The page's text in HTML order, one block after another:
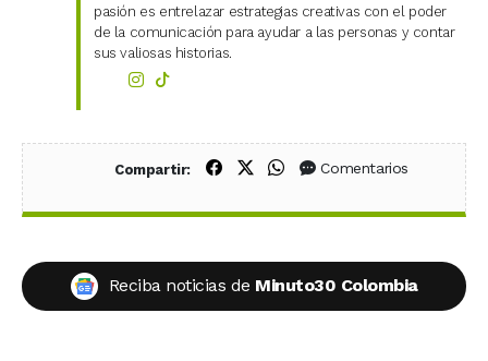
pasión es entrelazar estrategias creativas con el poder
de la comunicación para ayudar a las personas y contar
sus valiosas historias.
Compartir: Compartir en Facebook
Compartir en X (Twitter)
Compartir en WhatsApp
Comentarios
Reciba noticias de Minuto30 Colombia